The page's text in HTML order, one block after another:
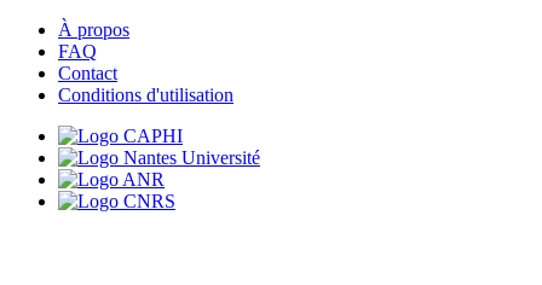
À propos
FAQ
Contact
Conditions d'utilisation